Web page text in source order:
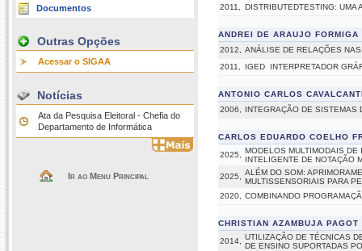
Documentos
Outras Opções
Acessar o SIGAA
Notícias
Ata da Pesquisa Eleitoral - Chefia do
Departamento de Informática
Ir ao Menu Principal
2011,
DISTRIBUTEDTESTING: UMA
ANDREI DE ARAUJO FORMIGA
2012,
ANÁLISE DE RELAÇÕES
2011,
IGED  INTERPRETADOR
ANTONIO CARLOS
2006,
INTEGRAÇÃO DE SISTEMAS
CARLOS EDUARDO COELHO
2025,
MODELOS MULTIMODAIS
INTELIGENTE DE NOTAÇÃO
2025,
ALÉM DO SOM:
MULTISSENSORIAIS PARA
2020,
COMBINANDO
CHRISTIAN AZAMBUJA PAGOT
2014,
UTILIZAÇÃO DE TÉCNICAS
DE ENSINO SUPORTADAS